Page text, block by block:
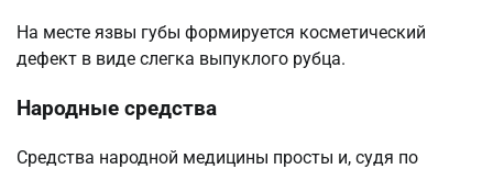
На месте язвы губы формируется косметический
дефект в виде слегка выпуклого рубца.
Народные средства
Средства народной медицины просты и, судя по